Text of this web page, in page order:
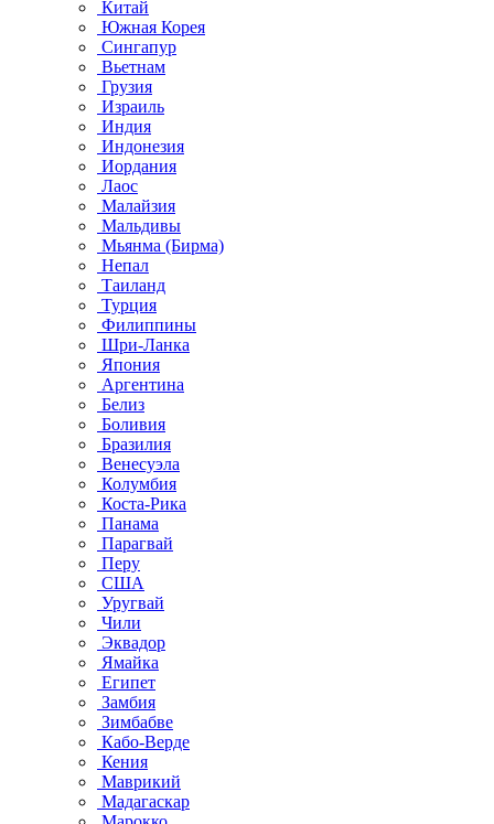
Китай
Южная Корея
Сингапур
Вьетнам
Грузия
Израиль
Индия
Индонезия
Иордания
Лаос
Малайзия
Мальдивы
Мьянма (Бирма)
Непал
Таиланд
Турция
Филиппины
Шри-Ланка
Япония
Аргентина
Белиз
Боливия
Бразилия
Венесуэла
Колумбия
Коста-Рика
Панама
Парагвай
Перу
США
Уругвай
Чили
Эквадор
Ямайка
Египет
Замбия
Зимбабве
Кабо-Верде
Кения
Маврикий
Мадагаскар